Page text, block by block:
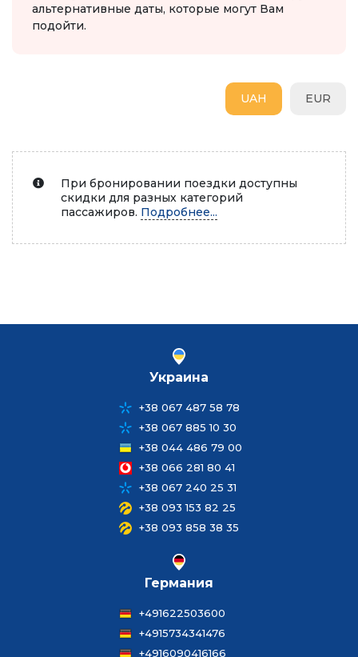
альтернативные даты, которые могут Вам
подойти.
EUR
UAH
При бронировании поездки доступны
скидки для разных категорий
пассажиров. Подробнее...
Украина
+38 067 487 58 78
+38 067 885 10 30
+38 044 486 79 00
+38 066 281 80 41
+38 067 240 25 31
+38 093 153 82 25
+38 093 858 38 35
Германия
+491622503600
+4915734341476
+4916090416166